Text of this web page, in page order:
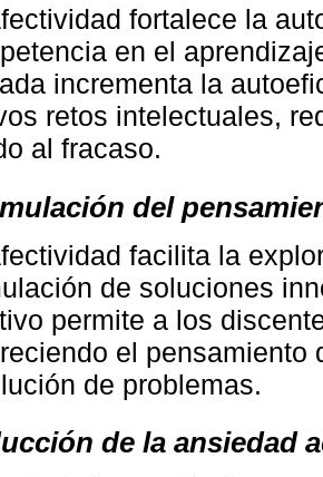
fortalece la
en el
incrementa la
retos intelectuales,
al fracaso.
del
facilita la
de soluciones
permite a los
el pensamiento
de problemas.
de la ansiedad